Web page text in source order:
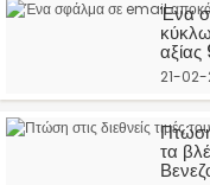
Ένα
αξίας
21-
Πτώση
τα